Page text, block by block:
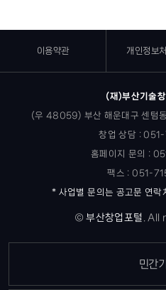
이용약관 개인정보
(재)부산기술
(우 48059) 부산 해운대구 센텀
창업 상담 :
홈페이지 문의 :
팩스 : 051-
* 사업별 문의는 공고문 연락
©부산창업포털 All
민간